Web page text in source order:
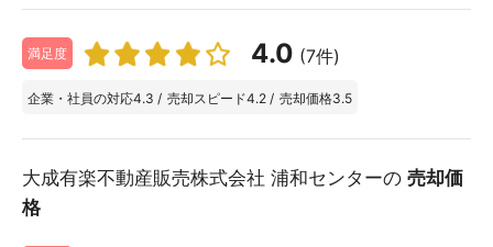
満足度 4.0 (7件)
企業・社員の対応4.3 / 売却スピード4.2 / 売却価格3.5
大成有楽不動産販売株式会社 浦和センターの 売却価
格